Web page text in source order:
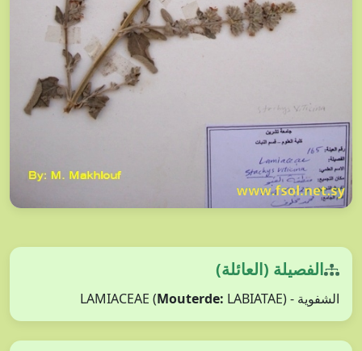
الفصيلة (العائلة)
الشفوية - LAMIACEAE ( Mouterde: LABIATAE)